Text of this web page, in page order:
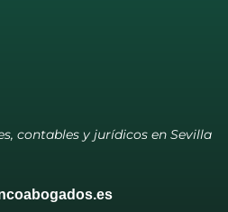
contables y jurídicos en Sevilla